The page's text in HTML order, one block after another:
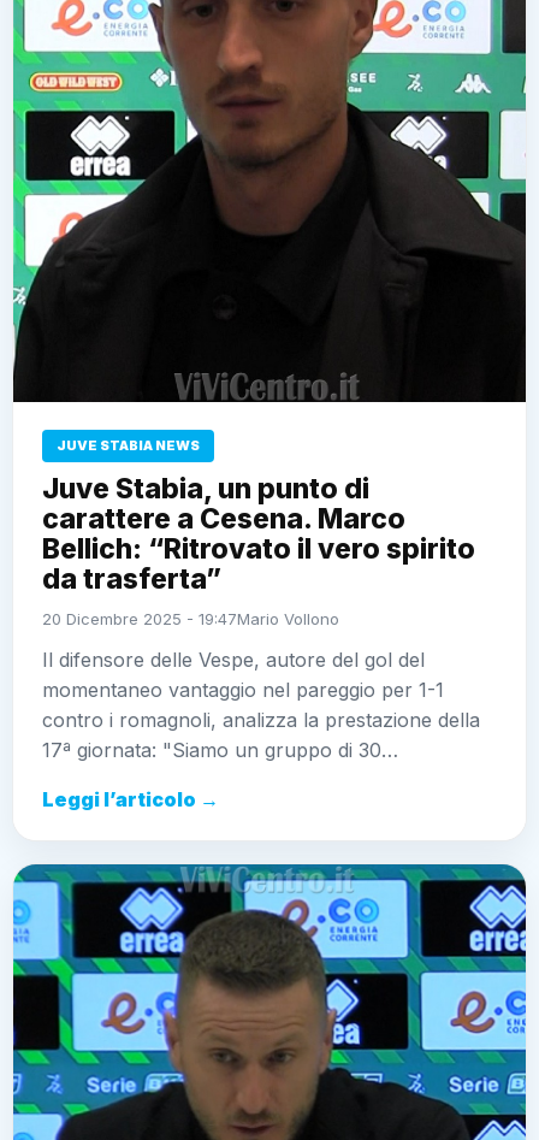
JUVE STABIA NEWS
Juve Stabia, un punto di
carattere a Cesena. Marco
Bellich: “Ritrovato il vero spirito
da trasferta”
20 Dicembre 2025 - 19:47Mario Vollono
Il difensore delle Vespe, autore del gol del
momentaneo vantaggio nel pareggio per 1-1
contro i romagnoli, analizza la prestazione della
17ª giornata: "Siamo un gruppo di 30…
Leggi l’articolo →